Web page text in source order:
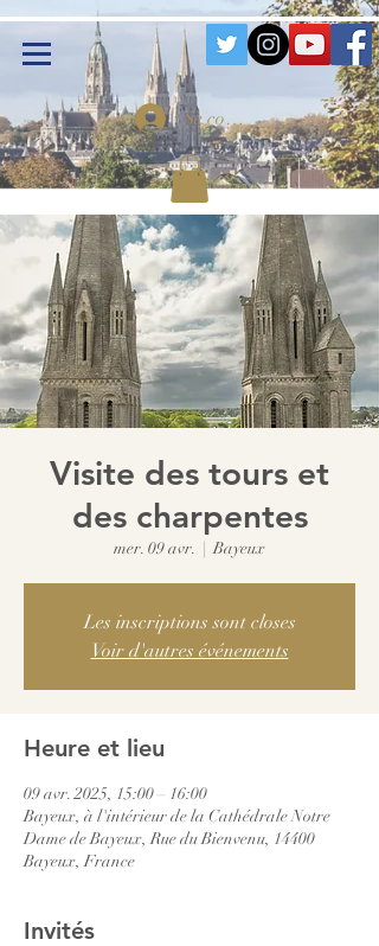
Se connecter
Visite des tours et
des charpentes
mer. 09 avr.
  |
Bayeux
Les inscriptions sont closes
Voir d'autres événements
Heure et lieu
09 avr. 2025, 15:00 – 16:00
Bayeux, à l'intérieur de la Cathédrale Notre
Dame de Bayeux, Rue du Bienvenu, 14400
Bayeux, France
Invités